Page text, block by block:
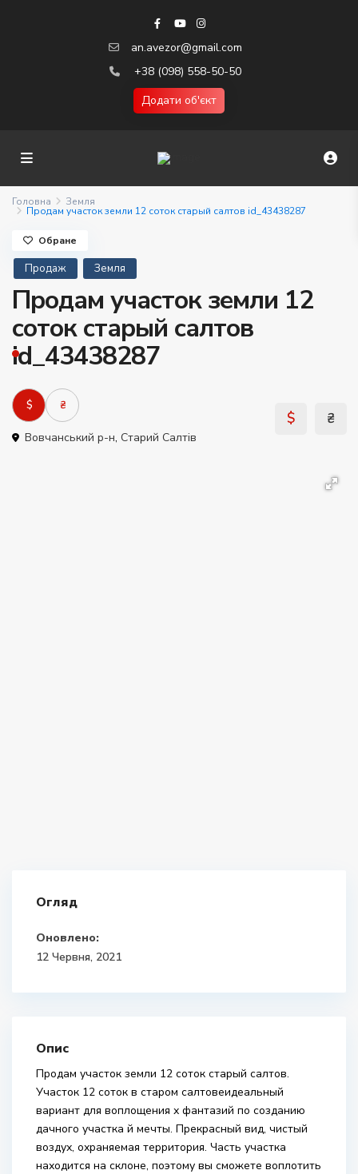
an.avezor@gmail.com
+38 (098) 558-50-50
Додати об'єкт
Головна Земля
Продам участок земли 12 соток старый салтов id_43438287
Продаж Земля
Продам участок земли 12
соток старый салтов
id_43438287
$ ₴
Вовчанський р-н, Старий Салтів
Обране
Огляд
Оновлено:
12 Червня, 2021
Опис
Продам участок земли 12 соток старый салтов.
Участок 12 соток в старом салтовеидеальный
вариант для воплощения х фантазий по созданию
дачного участка й мечты. Прекрасный вид, чистый
воздух, охраняемая территория. Часть участка
находится на склоне, поэтому вы сможете воплотить
$ ₴